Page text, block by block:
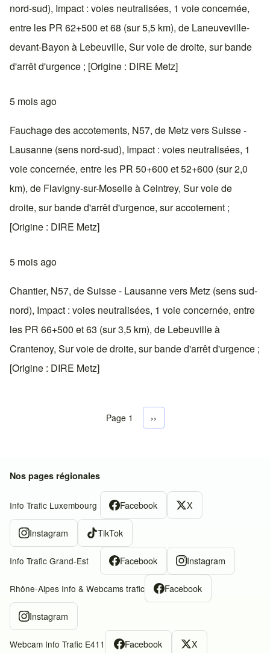
nord-sud), Impact : voies neutralisées, 1 voie concernée,
entre les PR 62+500 et 68 (sur 5,5 km), de Laneuveville-
devant-Bayon à Lebeuville, Sur voie de droite, sur bande
d'arrêt d'urgence ; [Origine : DIRE Metz]
5 mois ago
Fauchage des accotements, N57, de Metz vers Suisse -
Lausanne (sens nord-sud), Impact : voies neutralisées, 1
voie concernée, entre les PR 50+600 et 52+600 (sur 2,0
km), de Flavigny-sur-Moselle à Ceintrey, Sur voie de
droite, sur bande d'arrêt d'urgence, sur accotement ;
[Origine : DIRE Metz]
5 mois ago
Chantier, N57, de Suisse - Lausanne vers Metz (sens sud-
nord), Impact : voies neutralisées, 1 voie concernée, entre
les PR 66+500 et 63 (sur 3,5 km), de Lebeuville à
Crantenoy, Sur voie de droite, sur bande d'arrêt d'urgence ;
[Origine : DIRE Metz]
Pagination
Page 1 Next page
››
Nos pages régionales
Info Trafic Luxembourg Facebook X
Instagram TikTok
Info Trafic Grand-Est Facebook Instagram
Rhône-Alpes Info & Webcams trafic Facebook
Instagram
Webcam Info Trafic E411 Facebook X